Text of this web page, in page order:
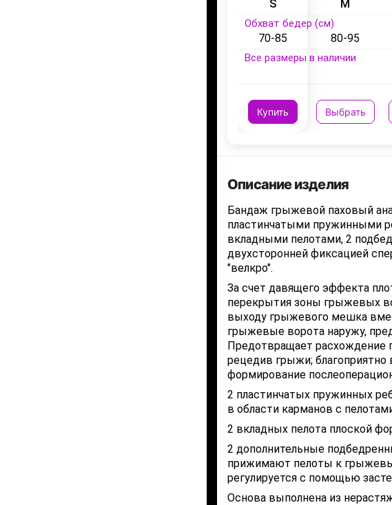
Обхват бедер (см)
Все размеры в наличии
S
70-85
Купить
M
80-95
Выбрать
Описание изделия
Бандаж грыжевой паховый
пластинчатыми пружинными
вкладными пелотами, 2
двухсторонней фиксацией
"велкро".
За счет давящего эффекта
перекрытия зоны грыжевых
выходу грыжевого мешка
грыжевые ворота наружу,
Предотвращает расхождение
рецедив грыжи; благоприятно
формирование
2 пластинчатых пружинных
в области карманов с
2 вкладных пелота плоской
2 дополнительные
прижимают пелоты к
регулируется с помощью
Основа выполнена из